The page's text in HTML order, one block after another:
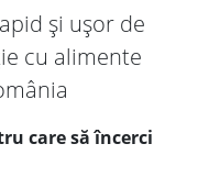
și ușor de
cu alimente
care să încerci